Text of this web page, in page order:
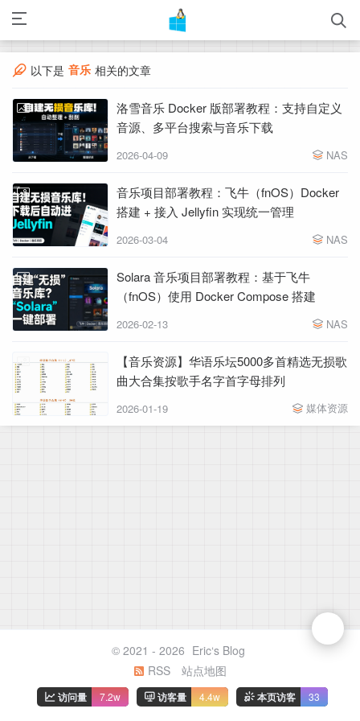
以下是 音乐 相关的文章
洛雪音乐 Docker 版部署教程：支持自定义
音源、多平台搜索与音乐下载
2026-04-09 NAS
音乐项目部署教程：飞牛（fnOS）Docker
搭建 + 接入 Jellyfin 实现统一管理
2026-03-04 NAS
Solara 音乐项目部署教程：基于飞牛
（fnOS）使用 Docker Compose 搭建
2026-02-13 NAS
【音乐资源】华语乐坛5000多首精选无损歌
曲大合集按歌手名字首字母排列
2026-01-19 媒体资源
© 2021 - 2026 Eric‘s Blog
RSS
站点地图
访问量 7.2w 访客量 4.4w 本页访客 33